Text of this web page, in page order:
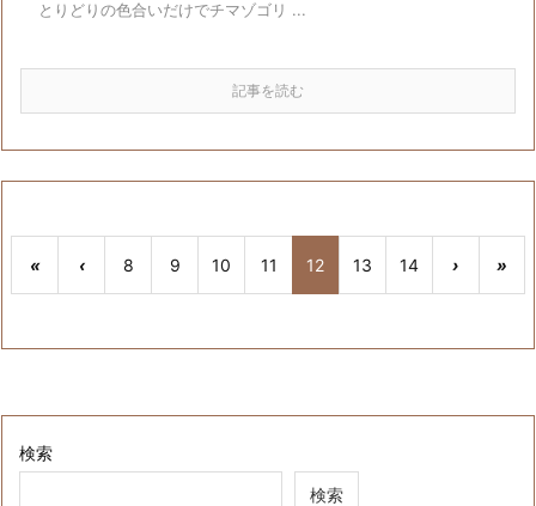
とりどりの色合いだけでチマゾゴリ ...
記事を読む
« ‹ 8 9 10 11 12 13 14 › »
検索
検索